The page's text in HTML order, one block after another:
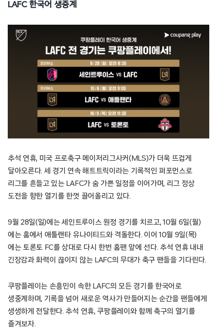
LAFC 한국어 생중계
추석 연휴, 미국 프로축구 메이저리그사커(MLS)가 더욱 뜨겁게
달아오른다. 세 경기 연속 해트트릭이라는 기록적인 퍼포먼스로
리그를 흔들고 있는 LAFC가 숨 가쁜 일정을 이어가며, 리그 정상
도전을 향한 열기를 한껏 끌어올리고 있다.
9월 28일(일)에는 세인트루이스 원정 경기를 치르고, 10월 6일(월)
에는 홈에서 애틀랜타 유나이티드와 격돌한다. 이어 10월 9일(목)
에는 토론토 FC를 상대로 다시 한번 홈팬 앞에 선다. 추석 연휴 내내
긴장감과 화력이 끊이지 않는 LAFC의 무대가 축구 팬들을 기다린다.
쿠팡플레이는 손흥민이 속한 LAFC의 모든 경기를 한국어로
생중계하며, 기록을 넘어 새로운 역사가 만들어지는 순간을 팬들에게
생생하게 전달한다. 추석 연휴, 쿠팡플레이와 함께 축구의 열기를
즐겨보자.